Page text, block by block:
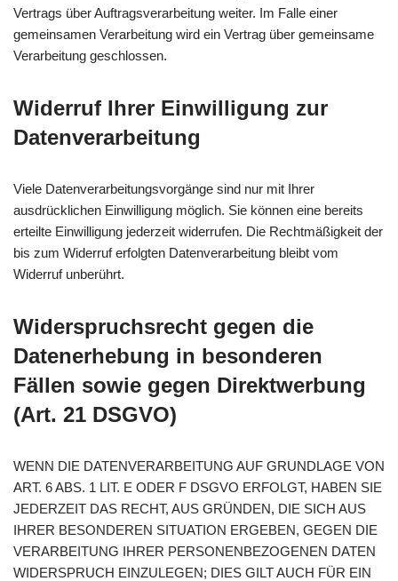
Vertrags über Auftragsverarbeitung weiter. Im Falle einer
gemeinsamen Verarbeitung wird ein Vertrag über gemeinsame
Verarbeitung geschlossen.
Widerruf Ihrer Einwilligung zur
Datenverarbeitung
Viele Datenverarbeitungsvorgänge sind nur mit Ihrer
ausdrücklichen Einwilligung möglich. Sie können eine bereits
erteilte Einwilligung jederzeit widerrufen. Die Rechtmäßigkeit der
bis zum Widerruf erfolgten Datenverarbeitung bleibt vom
Widerruf unberührt.
Widerspruchsrecht gegen die
Datenerhebung in besonderen
Fällen sowie gegen Direktwerbung
(Art. 21 DSGVO)
WENN DIE DATENVERARBEITUNG AUF GRUNDLAGE VON
ART. 6 ABS. 1 LIT. E ODER F DSGVO ERFOLGT, HABEN SIE
JEDERZEIT DAS RECHT, AUS GRÜNDEN, DIE SICH AUS
IHRER BESONDEREN SITUATION ERGEBEN, GEGEN DIE
VERARBEITUNG IHRER PERSONENBEZOGENEN DATEN
WIDERSPRUCH EINZULEGEN; DIES GILT AUCH FÜR EIN